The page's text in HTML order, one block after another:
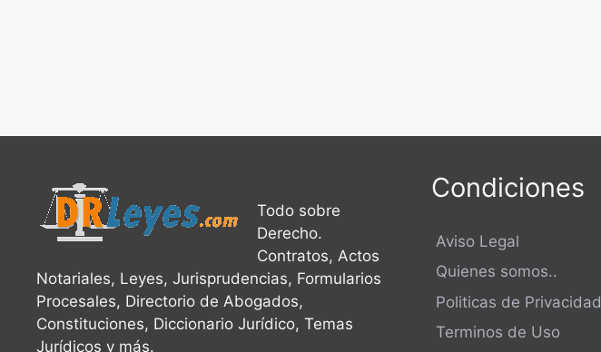
Todo sobre
Derecho.
Contratos, Actos
Notariales, Leyes, Jurisprudencias, Formularios
Procesales, Directorio de Abogados,
Constituciones, Diccionario Jurídico, Temas
Jurídicos y más.
Condiciones
Aviso Legal
Quienes somos..
Politicas de Privacidad
Terminos de Uso